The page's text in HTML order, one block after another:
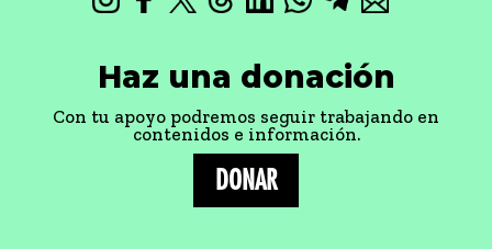
Haz una donación
Con tu apoyo podremos seguir trabajando en
contenidos e información.
DONAR